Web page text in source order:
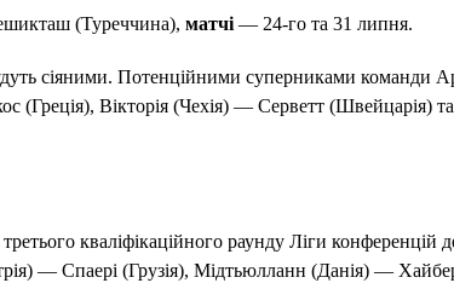
(Туреччина), матчі — 24-го та 31 липня.
сіяними. Потенційними суперниками команди
(Греція), Вікторія (Чехія) — Серветт (Швейцарія)
кваліфікаційного раунду Ліги конференцій де
— Спаері (Грузія), Мідтьюлланн (Данія) —